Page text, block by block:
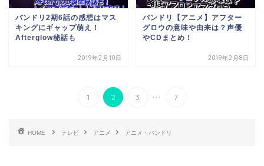
バンドリ2期6話の感想はマス
キングにギャップ萌え！
Afterglow秘話も
2019年2月10日
バンドリ【アニメ】アフター
グロウの意味や由来は？声優
やCDまとめ！
2019年2月8日
1 2 3 ... 7
HOME テレビ アニメ アニメ・バンドリ